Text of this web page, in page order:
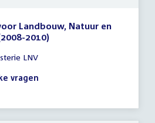
Landbouw, Natuur en
2010)
LNV
vragen